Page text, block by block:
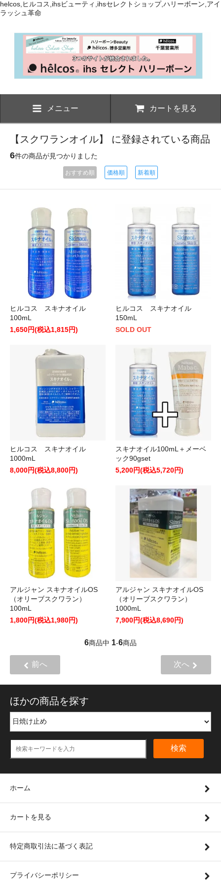
helcos,ヒルコス,ihsビューティ,ihsセレクトショップ,ハリーボーン,アイ
ラッシュ革命
メニュー カートを見る
【スクワランオイル】 に登録されている商品
6件の商品が見つかりました
おすすめ順 価格順 新着順
ヒルコス スキナオイル
100mL
1,650円(税込1,815円)
ヒルコス スキナオイル
150mL
SOLD OUT
ヒルコス スキナオイル
1000mL
8,000円(税込8,800円)
スキナオイル100mL＋メーベ
ック90gset
5,200円(税込5,720円)
アルジャン スキナオイルOS
（オリーブスクワラン）
100mL
1,800円(税込1,980円)
アルジャン スキナオイルOS
（オリーブスクワラン）
1000mL
7,900円(税込8,690円)
6商品中 1-6商品
前へ 次へ
ほかの商品を探す
検索
ホーム
カートを見る
特定商取引法に基づく表記
プライバシーポリシー